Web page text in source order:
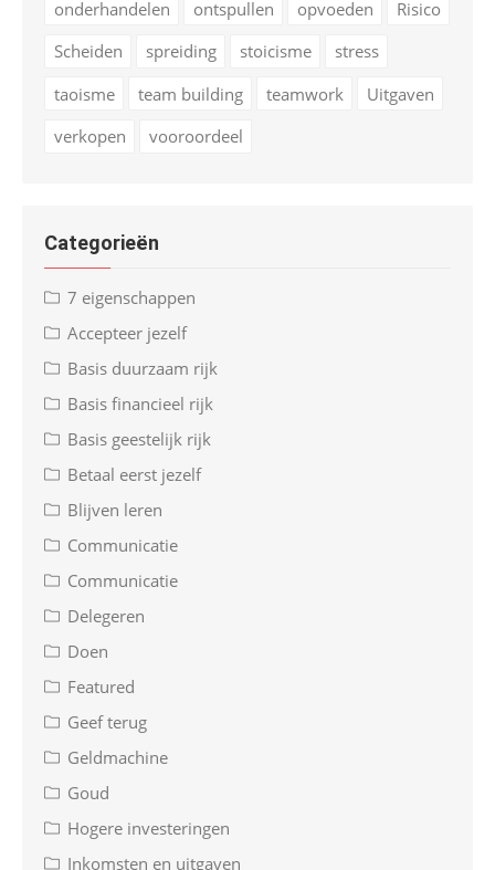
onderhandelen
ontspullen opvoeden
Risico
Scheiden
spreiding stoicisme
stress
taoisme
team building teamwork
Uitgaven
verkopen
vooroordeel
Categorieën
7 eigenschappen
Accepteer jezelf
Basis duurzaam rijk
Basis financieel rijk
Basis geestelijk rijk
Betaal eerst jezelf
Blijven leren
Communicatie
Communicatie
Delegeren
Doen
Featured
Geef terug
Geldmachine
Goud
Hogere investeringen
Inkomsten en uitgaven